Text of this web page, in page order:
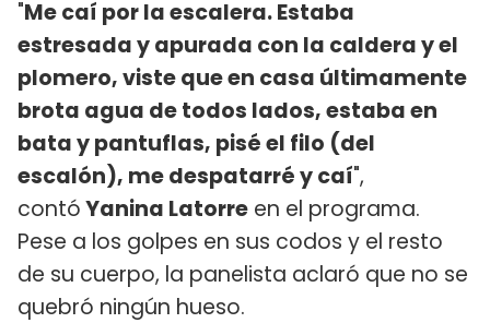
"Me caí por la escalera. Estaba
estresada y apurada con la caldera y el
plomero, viste que en casa últimamente
brota agua de todos lados, estaba en
bata y pantuflas, pisé el filo (del
escalón), me despatarré y caí",
contóYanina Latorre en el programa.
Pese a los golpes en sus codos y el resto
de su cuerpo, la panelista aclaró que no se
quebró ningún hueso.